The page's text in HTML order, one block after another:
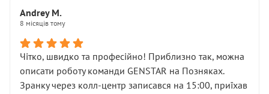
Для людини, яка хоча б трохи розуміється на техніці,
це звучить як мінімум непрофесійно, а як максимум —
спроба продати дорогий вузол замість елементарних
ущільнювачів.
Що прикро — це не перший мій візит. Раніше міняв у
вас стартер, і тоді сервіс наче справив хороше
Andrey M.
8 місяців тому
Чітко, швидко та професійно! Приблизно так, можна
описати роботу команди GENSTAR на Позняках.
Зранку через колл-центр записався на 15:00, приїхав